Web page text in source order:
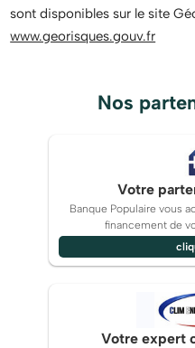
sont disponibles sur le site
www.georisques.gouv.fr
Nos
Votre
Banque Populaire vous
financement de
Votre expert